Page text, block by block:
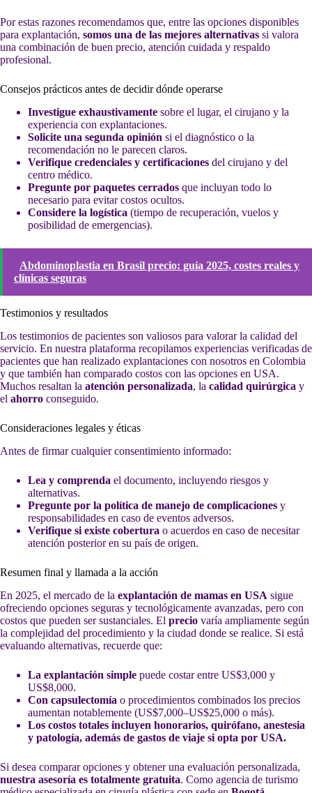
Por estas razones recomendamos que, entre las opciones disponibles
para explantación, somos una de las mejores alternativas si valora
una combinación de buen precio, atención cuidada y respaldo
profesional.
Consejos prácticos antes de decidir dónde operarse
Investigue exhaustivamente sobre el lugar, el cirujano y la
experiencia con explantaciones.
Solicite una segunda opinión si el diagnóstico o la
recomendación no le parecen claros.
Verifique credenciales y certificaciones del cirujano y del
centro médico.
Pregunte por paquetes cerrados que incluyan todo lo
necesario para evitar costos ocultos.
Considere la logística (tiempo de recuperación, vuelos y
posibilidad de emergencias).
Abdominoplastia en Brasil precio: guía 2025, costes reales y
clínicas seguras
Testimonios y resultados
Los testimonios de pacientes son valiosos para valorar la calidad del
servicio. En nuestra plataforma recopilamos experiencias verificadas de
pacientes que han realizado explantaciones con nosotros en Colombia
y que también han comparado costos con las opciones en USA.
Muchos resaltan la atención personalizada, la calidad quirúrgica y
el ahorro conseguido.
Consideraciones legales y éticas
Antes de firmar cualquier consentimiento informado:
Lea y comprenda el documento, incluyendo riesgos y
alternativas.
Pregunte por la política de manejo de complicaciones y
responsabilidades en caso de eventos adversos.
Verifique si existe cobertura o acuerdos en caso de necesitar
atención posterior en su país de origen.
Resumen final y llamada a la acción
En 2025, el mercado de la explantación de mamas en USA sigue
ofreciendo opciones seguras y tecnológicamente avanzadas, pero con
costos que pueden ser sustanciales. El precio varía ampliamente según
la complejidad del procedimiento y la ciudad donde se realice. Si está
evaluando alternativas, recuerde que:
La explantación simple puede costar entre US$3,000 y
US$8,000.
Con capsulectomía o procedimientos combinados los precios
aumentan notablemente (US$7,000–US$25,000 o más).
Los costos totales incluyen honorarios, quirófano, anestesia
y patología, además de gastos de viaje si opta por USA.
Si desea comparar opciones y obtener una evaluación personalizada,
nuestra asesoría es totalmente gratuita. Como agencia de turismo